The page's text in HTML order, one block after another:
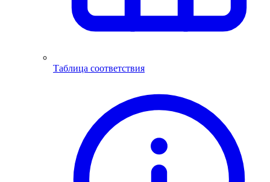
Таблица соответствия